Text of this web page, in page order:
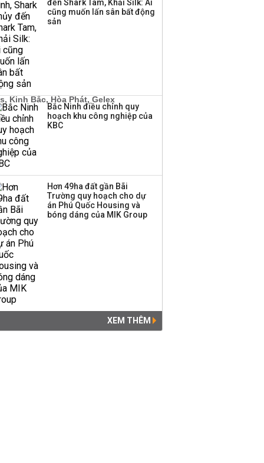
TPBank Biz
đến Shark Tam, Khải Silk: Ai
cũng muốn lấn sân bất động
sản
Bắc Ninh điều chỉnh quy
hoạch khu công nghiệp của
KBC
Hơn 49ha đất gần Bãi
Trường quy hoạch cho dự
án Phú Quốc Housing và
bóng dáng của MIK Group
XEM THÊM